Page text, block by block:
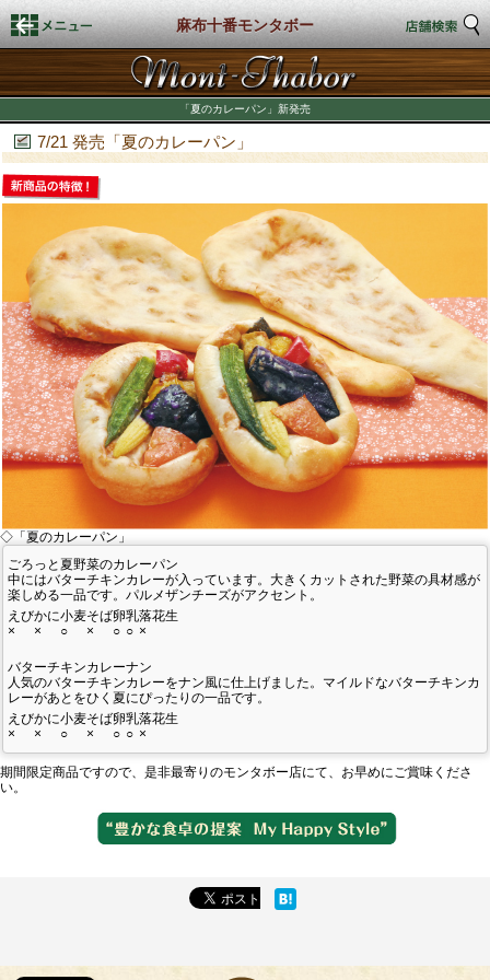
麻布十番モンタボー
「夏のカレーパン」新発売
7/21 発売「夏のカレーパン」
◇「夏のカレーパン」
ごろっと夏野菜のカレーパン
中にはバターチキンカレーが入っています。大きくカットされた野菜の具材感が
楽しめる一品です。パルメザンチーズがアクセント。
えびかに小麦そば卵乳落花生
×
× ○ × ○ ○ ×
バターチキンカレーナン
人気のバターチキンカレーをナン風に仕上げました。マイルドなバターチキンカ
レーがあとをひく夏にぴったりの一品です。
えびかに小麦そば卵乳落花生
×
× ○ × ○ ○ ×
期間限定商品ですので、是非最寄りのモンタボー店にて、お早めにご賞味くださ
い。
HOME
店舗検索
新着情報
商品情報
店頭商品
商品カロリー表示
期間限定商品
店舗スタイル
私たちのこだわり
商品づくり
パンと合うおすすめ料理!!
キャンペーン
モンタボー公式ショップ